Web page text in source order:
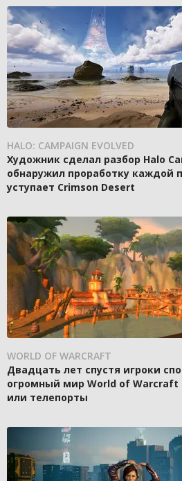
HALO: CAMPAIGN EVOLVED
Художник сделал разбор Halo
обнаружил проработку каждой
уступает Crimson Desert
WORLD OF WARCRAFT
Двадцать лет спустя игроки
огромный мир World of
или телепорты